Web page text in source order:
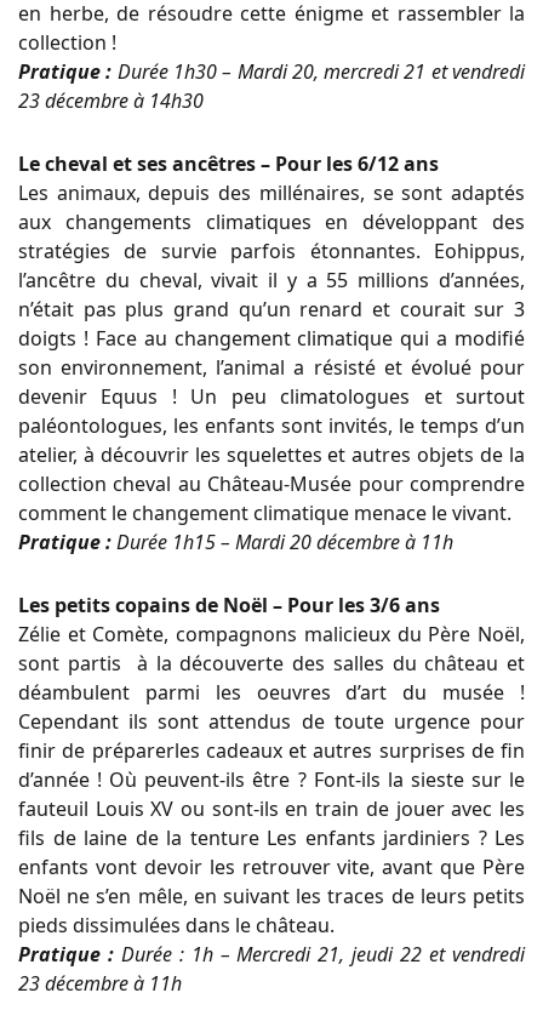
en herbe, de résoudre cette énigme et rassembler la
collection !
Pratique : Durée 1h30 – Mardi 20, mercredi 21 et vendredi
23 décembre à 14h30
Le cheval et ses ancêtres – Pour les 6/12 ans
Les animaux, depuis des millénaires, se sont adaptés
aux changements climatiques en développant des
stratégies de survie parfois étonnantes. Eohippus,
l’ancêtre du cheval, vivait il y a 55 millions d’années,
n’était pas plus grand qu’un renard et courait sur 3
doigts ! Face au changement climatique qui a modifié
son environnement, l’animal a résisté et évolué pour
devenir Equus ! Un peu climatologues et surtout
paléontologues, les enfants sont invités, le temps d’un
atelier, à découvrir les squelettes et autres objets de la
collection cheval au Château-Musée pour comprendre
comment le changement climatique menace le vivant.
Pratique :Durée 1h15 – Mardi 20 décembre à 11h
Les petits copains de Noël – Pour les 3/6 ans
Zélie et Comète, compagnons malicieux du Père Noël,
sont partis à la découverte des salles du château et
déambulent parmi les oeuvres d’art du musée !
Cependant ils sont attendus de toute urgence pour
finir de préparerles cadeaux et autres surprises de fin
d’année ! Où peuvent-ils être ? Font-ils la sieste sur le
fauteuil Louis XV ou sont-ils en train de jouer avec les
fils de laine de la tenture Les enfants jardiniers ? Les
enfants vont devoir les retrouver vite, avant que Père
Noël ne s’en mêle, en suivant les traces de leurs petits
pieds dissimulées dans le château.
Pratique :Durée : 1h – Mercredi 21, jeudi 22 et vendredi
23 décembre à 11h